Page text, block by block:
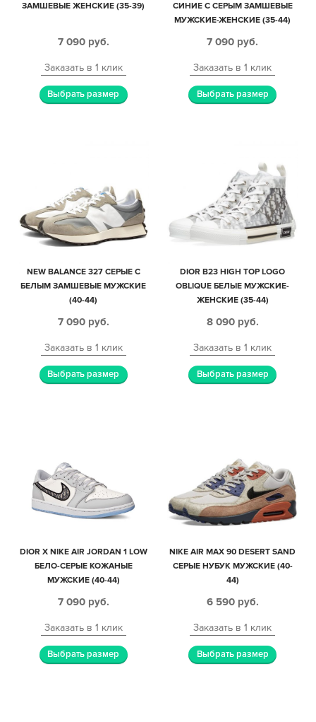
ЗАМШЕВЫЕ ЖЕНСКИЕ (35-39)
7 090 руб.
Заказать в 1 клик
Выбрать размер
СИНИЕ С СЕРЫМ ЗАМШЕВЫЕ
МУЖСКИЕ-ЖЕНСКИЕ (35-44)
7 090 руб.
Заказать в 1 клик
Выбрать размер
NEW BALANCE 327 СЕРЫЕ С
БЕЛЫМ ЗАМШЕВЫЕ МУЖСКИЕ
(40-44)
7 090 руб.
Заказать в 1 клик
Выбрать размер
DIOR B23 HIGH TOP LOGO
OBLIQUE БЕЛЫЕ МУЖСКИЕ-
ЖЕНСКИЕ (35-44)
8 090 руб.
Заказать в 1 клик
Выбрать размер
DIOR X NIKE AIR JORDAN 1 LOW
БЕЛО-СЕРЫЕ КОЖАНЫЕ
МУЖСКИЕ (40-44)
7 090 руб.
Заказать в 1 клик
Выбрать размер
NIKE AIR MAX 90 DESERT SAND
СЕРЫЕ НУБУК МУЖСКИЕ (40-
44)
6 590 руб.
Заказать в 1 клик
Выбрать размер